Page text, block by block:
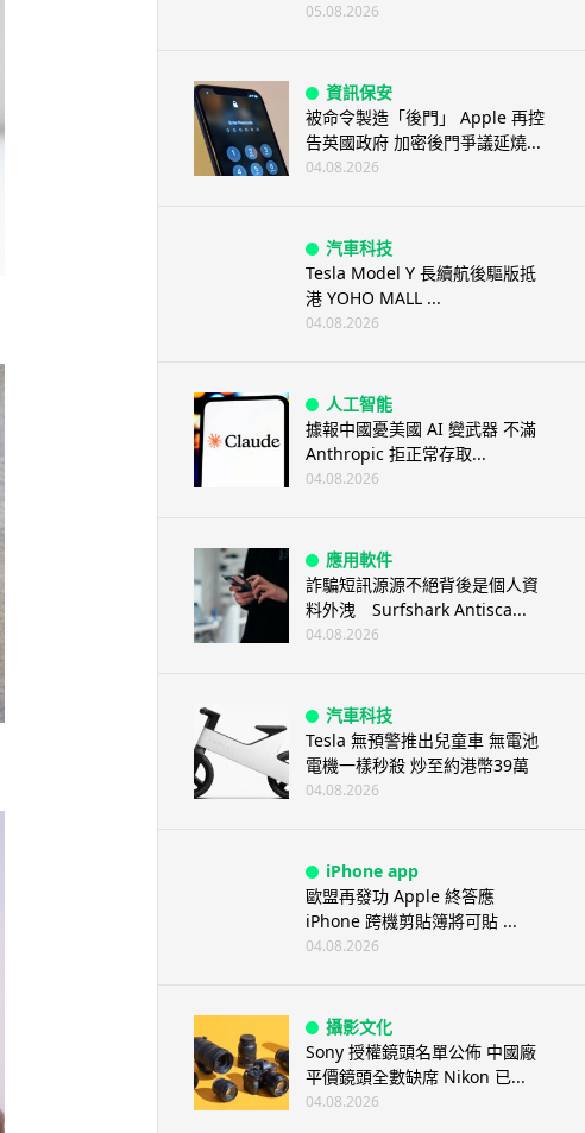
05.08.2026
資訊保安
被命令製造「後門」 Apple 再控
告英國政府 加密後門爭議延燒...
04.08.2026
汽車科技
Tesla Model Y 長續航後驅版抵
港 YOHO MALL ...
04.08.2026
人工智能
據報中國憂美國 AI 變武器 不滿
Anthropic 拒正常存取...
04.08.2026
應用軟件
詐騙短訊源源不絕背後是個人資
料外洩 Surfshark Antisca...
04.08.2026
汽車科技
Tesla 無預警推出兒童車 無電池
電機一樣秒殺 炒至約港幣39萬
04.08.2026
iPhone app
歐盟再發功 Apple 終答應
iPhone 跨機剪貼簿將可貼 ...
04.08.2026
攝影文化
Sony 授權鏡頭名單公佈 中國廠
平價鏡頭全數缺席 Nikon 已...
04.08.2026